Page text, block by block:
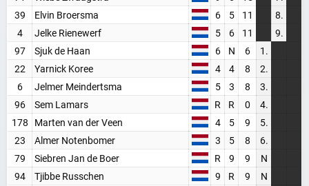
39
Elvin Broersma 6 5 11
8.
4
Jelke Rienewerf 5 6 11
9.
97
Sjuk de Haan 6 N 6
1.
22
Yarnick Koree 4 4 8
2.
6
Jelmer Meindertsma 5 3 8
3.
96
Sem Lamars R R 0
4.
178 Marten van der Veen 4 5 9
5.
23
Almer Notenbomer 3 5 8
6.
79
Siebren Jan de Boer R 9 9
N
94
Tjibbe Russchen 9 R 9
N
Word Supporter, zonder advertenties & tracking
Registreer gratis
Misschien later
Heb je al een account? Inloggen